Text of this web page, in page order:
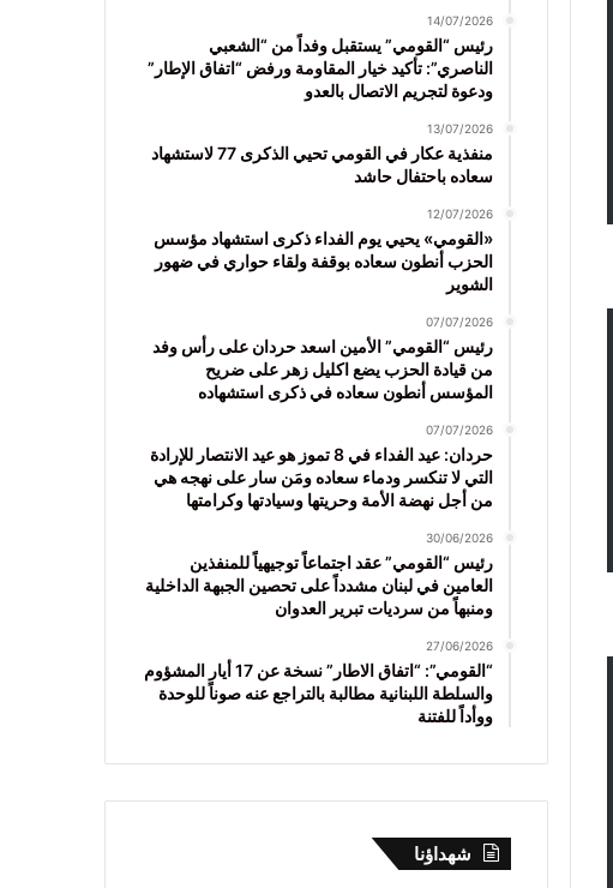
14/07/2026
رئيس “القومي” يستقبل وفداً من “الشعبي
الناصري”: تأكيد خيار المقاومة ورفض “اتفاق الإطار”
ودعوة لتجريم الاتصال بالعدو
13/07/2026
منفذية عكار في القومي تحيي الذكرى 77 لاستشهاد
سعاده باحتفال حاشد
12/07/2026
«القومي» يحيي يوم الفداء ذكرى استشهاد مؤسس
الحزب أنطون سعاده بوقفة ولقاء حواري في ضهور
الشوير
07/07/2026
رئيس “القومي” الأمين اسعد حردان على رأس وفد
من قيادة الحزب يضع اكليل زهر على ضريح
المؤسس أنطون سعاده في ذكرى استشهاده
07/07/2026
حردان: عيد الفداء في 8 تموز هو عيد الانتصار للإرادة
التي لا تنكسر ودماء سعاده ومَن سار على نهجه هي
من أجل نهضة الأمة وحريتها وسيادتها وكرامتها
30/06/2026
رئيس “القومي” عقد اجتماعاً توجيهياً للمنفذين
العامين في لبنان مشدداً على تحصين الجبهة الداخلية
ومنبهاً من سرديات تبرير العدوان
27/06/2026
“القومي”: “اتفاق الاطار” نسخة عن 17 أيار المشؤوم
والسلطة اللبنانية مطالبة بالتراجع عنه صوناً للوحدة
ووأداً للفتنة
شهداؤنا